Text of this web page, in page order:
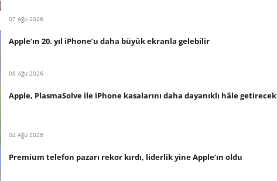
07 Ağu 2026
Apple’ın 20. yıl iPhone’u daha büyük ekranla gelebilir
06 Ağu 2026
Apple, PlasmaSolve ile iPhone kasalarını daha dayanıklı hâle getirecek
04 Ağu 2026
Premium telefon pazarı rekor kırdı, liderlik yine Apple’ın oldu